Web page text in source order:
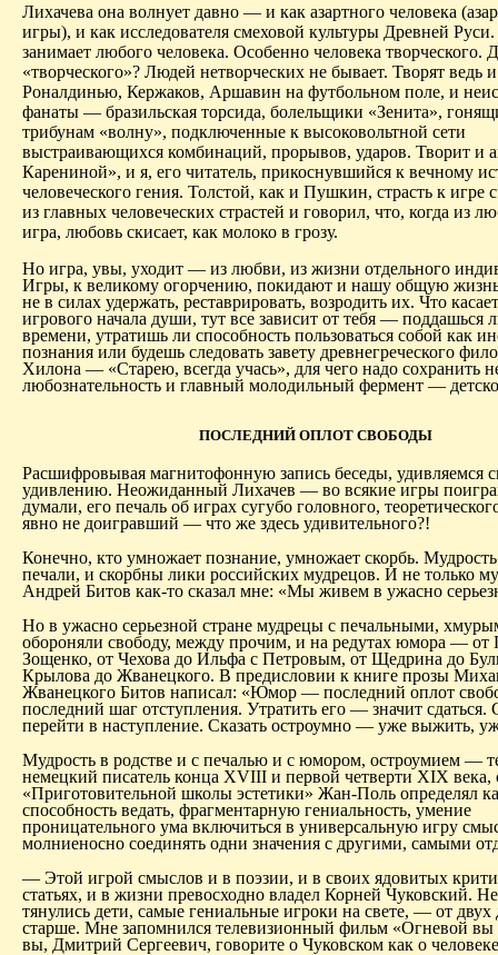
Лихачева она волнует давно — и как азартного человека
игры), и как исследователя смеховой культуры Древней
занимает любого человека. Особенно человека творческого.
«творческого»? Людей нетворческих не бывает. Творят ведь
Роналдинью, Кержаков, Аршавин на футбольном поле, и
фанаты — бразиль­ская торсида, болельщики «Зенита»,
трибунам «волну», подключенные к высоковольтной сети
выстраивающихся комбинаций, прорывов, ударов. Творит и
Карениной», и я, его читатель, прикоснувшийся к вечному
человеческого гения. Толстой, как и Пушкин, страсть к игре
из главных человеческих страстей и говорил, что, когда из
игра, любовь скисает, как молоко в грозу.
Но игра, увы, уходит — из любви, из жизни отдельного
Игры, к великому огорчению, покидают и нашу общую
не в силах удержать, реставрировать, возродить их. Что
игрового начала души, тут все зависит от тебя — поддашься
времени, утратишь ли способность пользоваться собой как
познания или будешь следовать завету древнегреческого
Хилона — «Старею, всегда учась», для чего надо сохранить
любознательность и главный молодильный фермент —
ПОСЛЕДНИЙ ОПЛОТ СВОБОДЫ
Расшифровывая магнитофонную запись беседы, удивляемся
удивлению. Неожиданный Лихачев — во всякие игры
думали, его печаль об играх сугубо головного,
явно не доигравший — что же здесь удивительного?!
Конечно, кто умножает познание, умножает скорбь.
печали, и скорбны лики российских мудрецов. И не только
Андрей Битов как-то сказал мне: «Мы живем в ужасно
Но в ужасно серьезной стране мудрецы с печальными,
обороняли свободу, между прочим, и на редутах юмора — от
Зощенко, от Чехова до Ильфа с Петровым, от Щедрина до
Крылова до Жванецкого. В предисловии к книге прозы
Жванецкого Битов написал: «Юмор — последний оплот
последний шаг отступления. Утратить его — значит
перейти в наступление. Сказать остроумно — уже выжить,
Мудрость в родстве и с печалью и с юмором, остроумием —
немецкий писатель конца XVIII и первой четверти XIX века,
«Приготовительной школы эстетики» Жан-Поль определял
способность ведать, фрагментарную гениальность, умение
проницательного ума включиться в универсальную игру
молниеносно соединять одни значения с другими, самыми
— Этой игрой смыслов и в поэзии, и в своих ядовитых
статьях, и в жизни превосходно владел Корней Чуковский.
тянулись дети, самые гениальные игроки на свете, — от двух
старше. Мне запомнился телевизионный фильм «Огневой вы
вы, Дмитрий Сергеевич, говорите о Чуковском как о